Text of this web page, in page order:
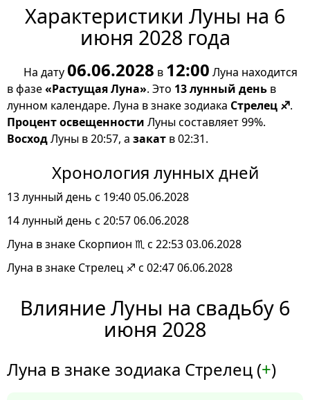
Характеристики Луны на 6
июня 2028 года
На дату06.06.2028 в 12:00 Луна находится
в фазе«Растущая Луна». Это 13 лунный день в
лунном календаре. Луна в знаке зодиака Стрелец ♐.
Процент освещенности Луны составляет 99%.
ВосходЛуны в 20:57, а закат в 02:31.
Хронология лунных дней
13 лунный день с 19:40 05.06.2028
14 лунный день с 20:57 06.06.2028
Луна в знаке Скорпион ♏ с 22:53 03.06.2028
Луна в знаке Стрелец ♐ с 02:47 06.06.2028
Влияние Луны на свадьбу 6
июня 2028
Луна в знаке зодиака Стрелец (+)